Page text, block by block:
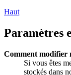
Haut
Paramètres
Comment modifier
Si vous êtes
stockés dans